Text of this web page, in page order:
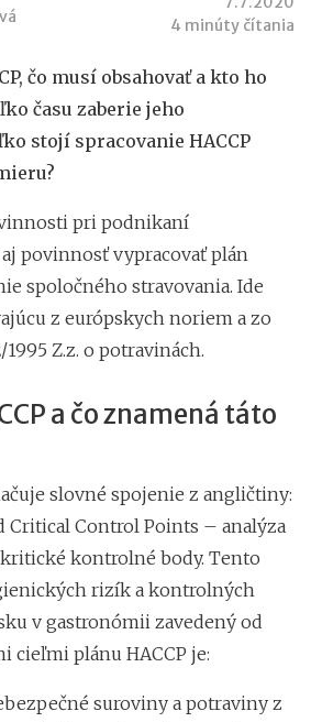
4 minúty čítania
čo musí obsahovať a kto ho
času zaberie jeho
stojí spracovanie HACCP
pri podnikaní
povinnosť vypracovať plán
spoločného stravovania. Ide
z európskych noriem a zo
1995 Z.z. o potravinách.
a čo znamená táto
slovné spojenie z angličtiny:
Critical Control Points – analýza
kontrolné body. Tento
rizík a kontrolných
v gastronómii zavedený od
cieľmi plánu HACCP je:
suroviny a potraviny z